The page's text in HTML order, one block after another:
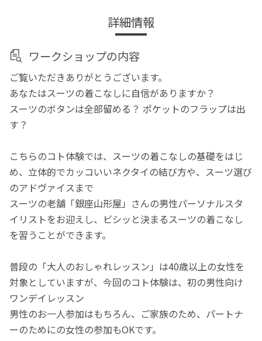
詳細情報
ワークショップの内容
ご覧いただきありがとうございます。
あなたはスーツの着こなしに自信がありますか？
スーツのボタンは全部留める？ ポケットのフラップは出
す？
こちらのコト体験では、スーツの着こなしの基礎をはじ
め、立体的でカッコいいネクタイの結び方や、スーツ選び
のアドヴァイスまで
スーツの老舗「銀座山形屋」さんの男性パーソナルスタ
イリストをお迎えし、ビシッと決まるスーツの着こなし
を習うことができます。
普段の「大人のおしゃれレッスン」は40歳以上の女性を
対象としていますが、今回のコト体験は、初の男性向け
ワンデイレッスン
男性のお一人参加はもちろん、ご家族のため、パートナ
ーのためにの女性の参加もOKです。